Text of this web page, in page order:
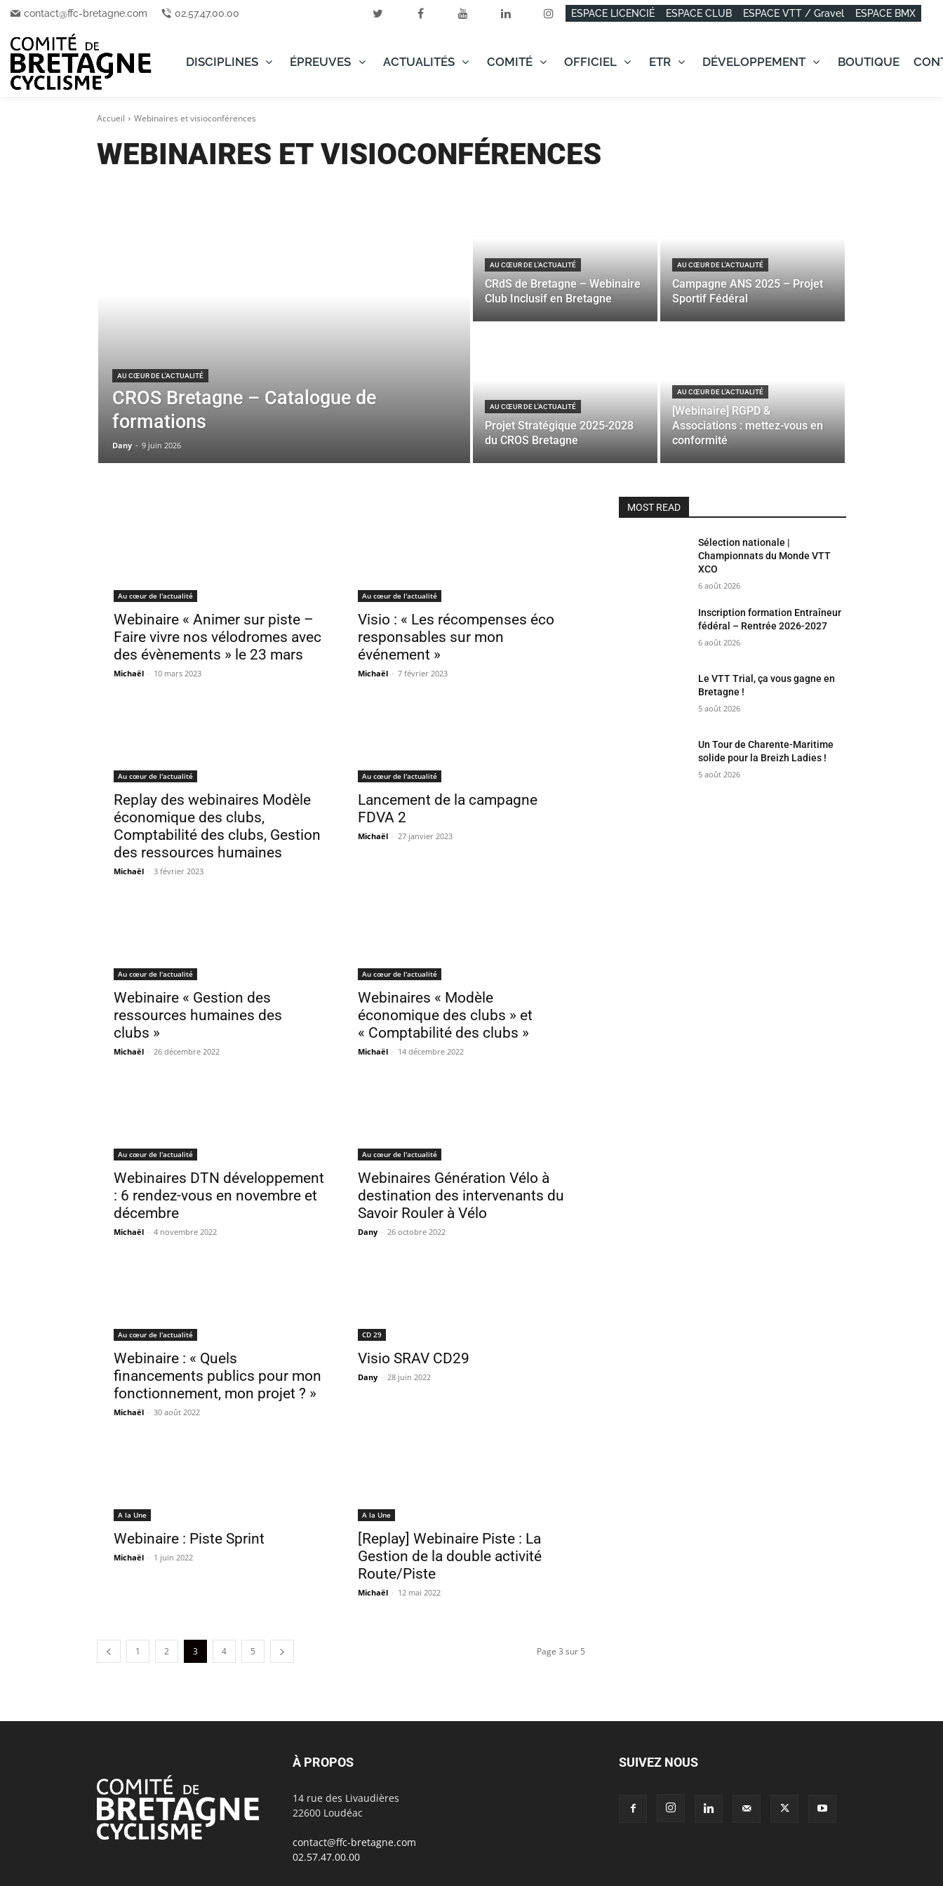
contact@ffc-bretagne.com 02.57.47.00.00 ESPACE LICENCIÉ ESPACE CLUB ESPACE VTT / Gravel ESPACE BMX
DISCIPLINES ÉPREUVES ACTUALITÉS COMITÉ OFFICIEL ETR DÉVELOPPEMENT BOUTIQUE
Accueil Webinaires et visioconférences
WEBINAIRES ET VISIOCONFÉRENCES
AU CŒUR DE L'ACTUALITÉ
CROS Bretagne – Catalogue de
formations
Dany - 9 juin 2026
AU CŒUR DE L'ACTUALITÉ
CRdS de Bretagne – Webinaire
Club Inclusif en Bretagne
AU CŒUR DE L'ACTUALITÉ
Campagne ANS 2025 – Projet
Sportif Fédéral
AU CŒUR DE L'ACTUALITÉ
Projet Stratégique 2025-2028
du CROS Bretagne
AU CŒUR DE L'ACTUALITÉ
[Webinaire] RGPD &
Associations : mettez-vous en
conformité
Au cœur de l'actualité
Webinaire « Animer sur piste –
Faire vivre nos vélodromes avec
des évènements » le 23 mars
Michaël - 10 mars 2023
Au cœur de l'actualité
Visio : « Les récompenses éco
responsables sur mon
événement »
Michaël - 7 février 2023
Au cœur de l'actualité
Replay des webinaires Modèle
économique des clubs,
Comptabilité des clubs, Gestion
des ressources humaines
Michaël - 3 février 2023
Au cœur de l'actualité
Lancement de la campagne
FDVA 2
Michaël - 27 janvier 2023
Au cœur de l'actualité
Webinaire « Gestion des
ressources humaines des
clubs »
Michaël - 26 décembre 2022
Au cœur de l'actualité
Webinaires « Modèle
économique des clubs » et
« Comptabilité des clubs »
Michaël - 14 décembre 2022
Au cœur de l'actualité
Webinaires DTN développement
: 6 rendez-vous en novembre et
décembre
Michaël - 4 novembre 2022
Au cœur de l'actualité
Webinaires Génération Vélo à
destination des intervenants du
Savoir Rouler à Vélo
Dany - 26 octobre 2022
Au cœur de l'actualité
Webinaire : « Quels
financements publics pour mon
fonctionnement, mon projet ? »
Michaël - 30 août 2022
CD 29
Visio SRAV CD29
Dany - 28 juin 2022
A la Une
Webinaire : Piste Sprint
Michaël - 1 juin 2022
A la Une
[Replay] Webinaire Piste : La
Gestion de la double activité
Route/Piste
Michaël - 12 mai 2022
1 2 3 4 5 Page 3 sur 5
MOST READ
Sélection nationale |
Championnats du Monde VTT
XCO
6 août 2026
Inscription formation Entraîneur
fédéral – Rentrée 2026-2027
6 août 2026
Le VTT Trial, ça vous gagne en
Bretagne !
5 août 2026
Un Tour de Charente-Maritime
solide pour la Breizh Ladies !
5 août 2026
À PROPOS
14 rue des Livaudières
22600 Loudéac
contact@ffc-bretagne.com
02.57.47.00.00
SUIVEZ NOUS